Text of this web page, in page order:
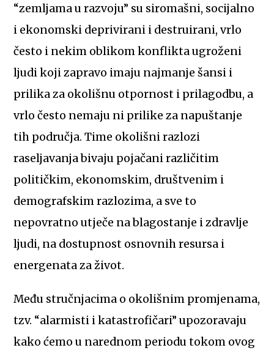
“zemljama u razvoju” su siromašni, socijalno
i ekonomski deprivirani i destruirani, vrlo
često i nekim oblikom konflikta ugroženi
ljudi koji zapravo imaju najmanje šansi i
prilika za okolišnu otpornost i prilagodbu, a
vrlo često nemaju ni prilike za napuštanje
tih područja. Time okolišni razlozi
raseljavanja bivaju pojačani različitim
političkim, ekonomskim, društvenim i
demografskim razlozima, a sve to
nepovratno utječe na blagostanje i zdravlje
ljudi, na dostupnost osnovnih resursa i
energenata za život.
Među stručnjacima o okolišnim promjenama,
tzv. “alarmisti i katastrofičari” upozoravaju
kako ćemo u narednom periodu tokom ovog